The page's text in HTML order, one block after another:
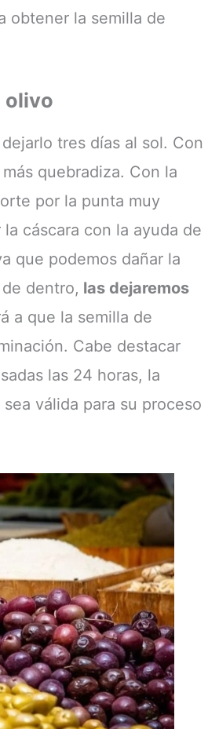
obtener la semilla de
olivo
tres días al sol. Con
quebradiza. Con la
por la punta muy
cáscara con la ayuda de
que podemos dañar la
dentro, las dejaremos
a que la semilla de
Cabe destacar
las 24 horas, la
válida para su proceso